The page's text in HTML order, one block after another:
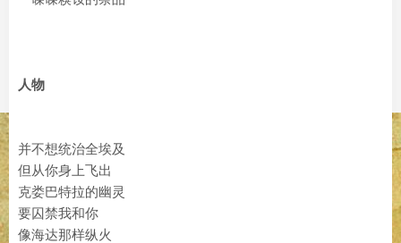
人物
并不想统治全埃及
但从你身上飞出
克娄巴特拉的幽灵
要囚禁我和你
像海达那样纵火